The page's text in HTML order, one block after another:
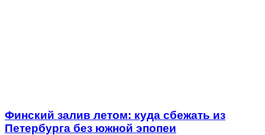
Финский залив летом: куда сбежать из
Петербурга без южной эпопеи